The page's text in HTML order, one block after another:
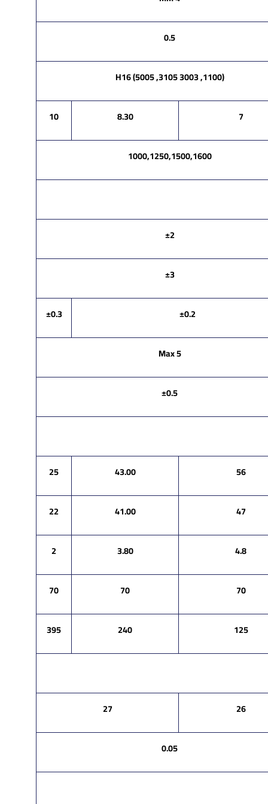
0.5
(1100, 3003 3105, 5005) H16
7
8.30
10
1000,1250,1500,1600
±2
±3
±0.2
±0.3
Max 5
±0.5
56
43.00
25
47
41.00
22
4.8
3.80
2
70
70
70
125
240
395
26
27
0.05